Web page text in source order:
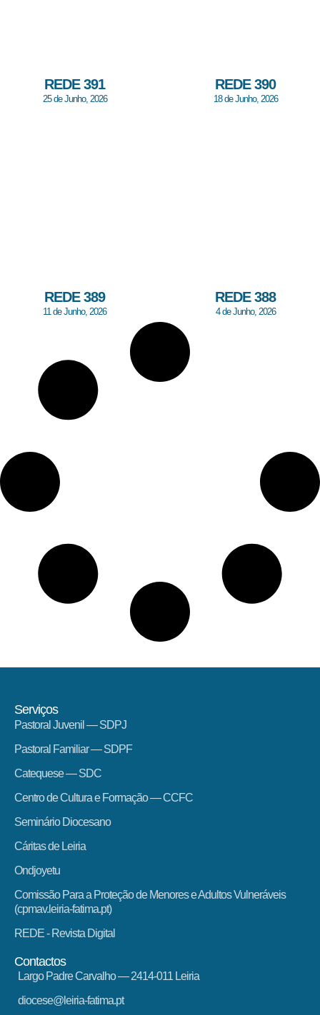
REDE 391
25 de Junho, 2026
REDE 390
18 de Junho, 2026
REDE 389
11 de Junho, 2026
REDE 388
4 de Junho, 2026
Serviços
Pastoral Juvenil — SDPJ
Pastoral Familiar — SDPF
Catequese — SDC
Centro de Cultura e Formação — CCFC
Seminário Diocesano
Cáritas de Leiria
Ondjoyetu
Comissão Para a Proteção de Menores e Adultos Vulneráveis
(cpmav.leiria-fatima.pt)
REDE - Revista Digital
Contactos
Largo Padre Carvalho — 2414-011 Leiria
diocese@leiria-fatima.pt